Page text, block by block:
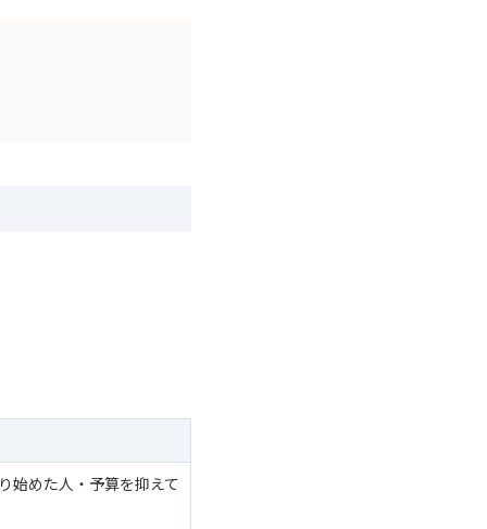
始めた人・予算を抑えて